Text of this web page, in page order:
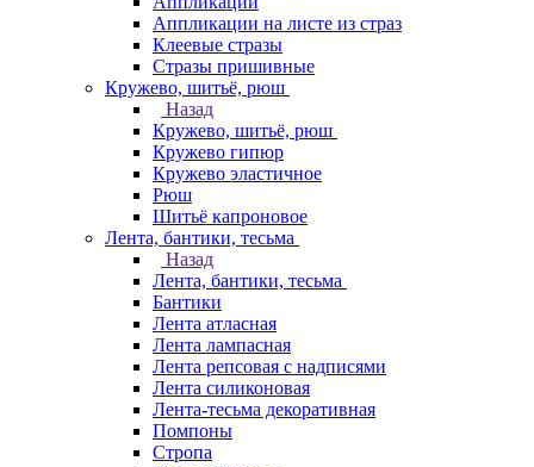
Аппликации на листе из страз
Клеевые стразы
Стразы пришивные
Кружево, шитьё, рюш
Назад
Кружево, шитьё, рюш
Кружево гипюр
Кружево эластичное
Рюш
Шитьё капроновое
Лента, бантики, тесьма
Назад
Лента, бантики, тесьма
Бантики
Лента атласная
Лента лампасная
Лента репсовая с надписями
Лента силиконовая
Лента-тесьма декоративная
Помпоны
Стропа